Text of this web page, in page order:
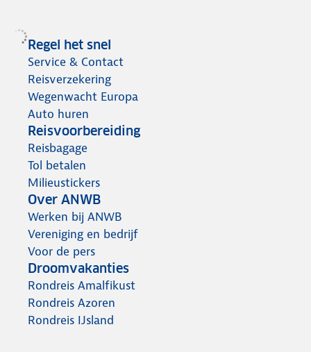
Regel het snel
Service & Contact
Reisverzekering
Wegenwacht Europa
Auto huren
Reisvoorbereiding
Reisbagage
Tol betalen
Milieustickers
Over ANWB
Werken bij ANWB
Vereniging en bedrijf
Voor de pers
Droomvakanties
Rondreis Amalfikust
Rondreis Azoren
Rondreis IJsland